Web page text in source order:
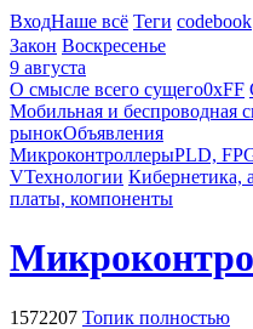
ВходНаше всё Теги codebook
Закон Воскресенье
9 августа
О смысле всего сущего0xFF
Мобильная и беспроводная
рынокОбъявления
МикроконтроллерыPLD,
VТехнологии Кибернетика,
платы, компоненты
1572207 Топик полностью